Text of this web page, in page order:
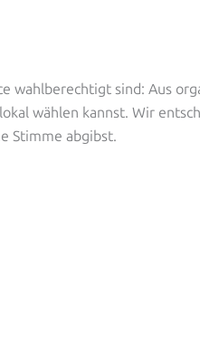
wahlberechtigt sind: Aus
wählen kannst. Wir
Stimme abgibst.